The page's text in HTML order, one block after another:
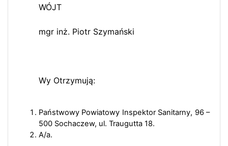
WÓJT
mgr inż. Piotr Szymański
Wy Otrzymują:
Państwowy Powiatowy Inspektor Sanitarny, 96 –
500 Sochaczew, ul. Traugutta 18.
A/a.